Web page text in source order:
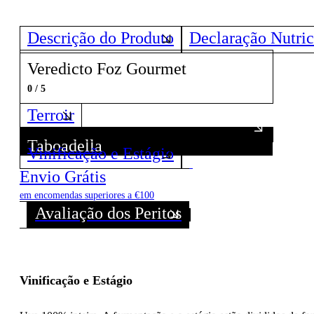
Descrição do Produto
Declaração
Veredicto Foz Gourmet
0 / 5
Terroir
Taboadella
Descubra todos os Vinhos deste Produtor!
Vinificação e Estágio
Envio Grátis
em encomendas superiores a €100
Avaliação dos Peritos
Vinificação e Estágio